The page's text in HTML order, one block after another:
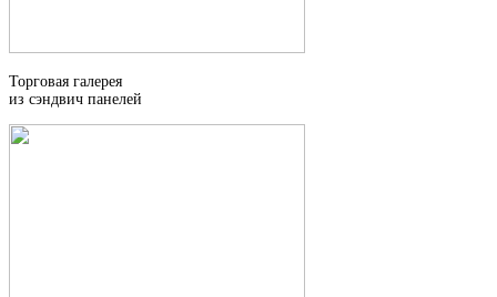
Торговая галерея
из сэндвич панелей